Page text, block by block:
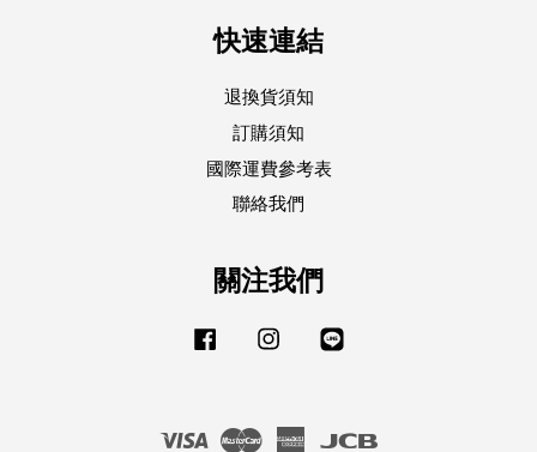
快速連結
退換貨須知
訂購須知
國際運費參考表
聯絡我們
關注我們
Facebook Instagram
Visa Master American